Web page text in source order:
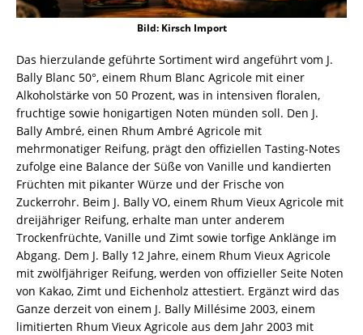
Bild: Kirsch Import
Das hierzulande geführte Sortiment wird angeführt vom J.
Bally Blanc 50°, einem Rhum Blanc Agricole mit einer
Alkoholstärke von 50 Prozent, was in intensiven floralen,
fruchtige sowie honigartigen Noten münden soll. Den J.
Bally Ambré, einen Rhum Ambré Agricole mit
mehrmonatiger Reifung, prägt den offiziellen Tasting-Notes
zufolge eine Balance der Süße von Vanille und kandierten
Früchten mit pikanter Würze und der Frische von
Zuckerrohr. Beim J. Bally VO, einem Rhum Vieux Agricole mit
dreijähriger Reifung, erhalte man unter anderem
Trockenfrüchte, Vanille und Zimt sowie torfige Anklänge im
Abgang. Dem J. Bally 12 Jahre, einem Rhum Vieux Agricole
mit zwölfjähriger Reifung, werden von offizieller Seite Noten
von Kakao, Zimt und Eichenholz attestiert. Ergänzt wird das
Ganze derzeit von einem J. Bally Millésime 2003, einem
limitierten Rhum Vieux Agricole aus dem Jahr 2003 mit